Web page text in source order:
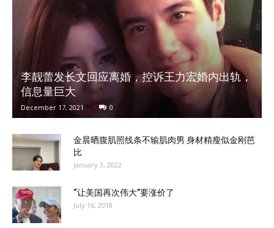
李靓蕾发长文回应离婚，控诉王力宏婚内出轨，
信息量巨大
December 17, 2021 0
金晨晒腹肌照线条不输肌肉男 身材精瘦似金刚芭
比
January 3, 2022
“让美国再次伟大”要涨价了
July 16, 2018